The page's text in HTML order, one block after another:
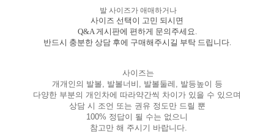
발 사이즈가 애매하거나
사이즈 선택이 고민 되시면
Q&A 게시판에 편하게 문의주세요.
반드시 충분한 상담 후에 구매해주시길 부탁 드립니다.
사이즈는
개개인의 발볼, 발볼너비, 발볼둘레, 발등높이 등
다양한 부분의 개인차에 따라약간씩 차이가 있을 수 있으며
상담 시 조언 또는 권유 정도만 드릴 뿐
100% 정답이 될 수는 없으니
참고만 해 주시기 바랍니다.